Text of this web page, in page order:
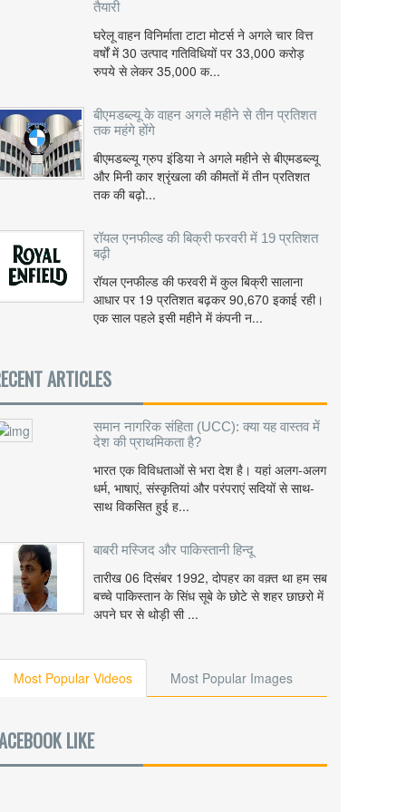
तैयारी
घरेलू वाहन विनिर्माता टाटा मोटर्स ने अगले चार वित्त
वर्षों में 30 उत्पाद गतिविधियों पर 33,000 करोड़
रुपये से लेकर 35,000 क...
बीएमडब्ल्यू के वाहन अगले महीने से तीन प्रतिशत
तक महंगे होंगे
बीएमडब्ल्यू ग्रुप इंडिया ने अगले महीने से बीएमडब्ल्यू
और मिनी कार श्रृंखला की कीमतों में तीन प्रतिशत
तक की बढ़ो...
रॉयल एनफील्ड की बिक्री फरवरी में 19 प्रतिशत
बढ़ी
रॉयल एनफील्ड की फरवरी में कुल बिक्री सालाना
आधार पर 19 प्रतिशत बढ़कर 90,670 इकाई रही।
एक साल पहले इसी महीने में कंपनी न...
ARTICLES
समान नागरिक संहिता (UCC): क्या यह वास्तव में
देश की प्राथमिकता है?
भारत एक विविधताओं से भरा देश है। यहां अलग-अलग
धर्म, भाषाएं, संस्कृतियां और परंपराएं सदियों से साथ-
साथ विकसित हुई ह...
बाबरी मस्जिद और पाकिस्तानी हिन्दू
तारीख 06 दिसंबर 1992, दोपहर का वक़्त था हम सब
बच्चे पाकिस्तान के सिंध सूबे के छोटे से शहर छाछरो में
अपने घर से थोड़ी सी ...
Most Popular Videos Most Popular Images
LIKE